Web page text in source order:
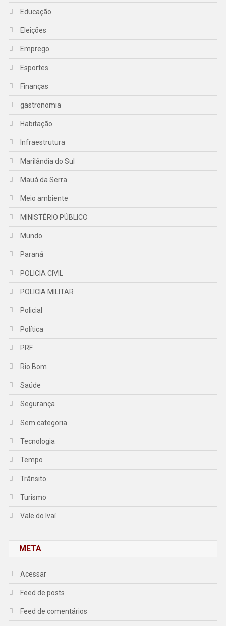
Educação
Eleições
Emprego
Esportes
Finanças
gastronomia
Habitação
Infraestrutura
Marilândia do Sul
Mauá da Serra
Meio ambiente
MINISTÉRIO PÚBLICO
Mundo
Paraná
POLICIA CIVIL
POLICIA MILITAR
Policial
Política
PRF
Rio Bom
Saúde
Segurança
Sem categoria
Tecnologia
Tempo
Trânsito
Turismo
Vale do Ivaí
META
Acessar
Feed de posts
Feed de comentários